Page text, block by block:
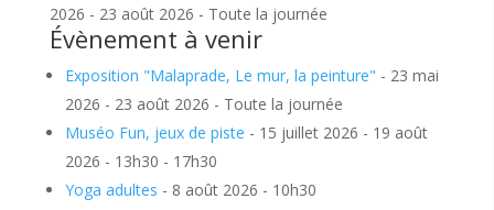
2026 - 23 août 2026 - Toute la journée
Évènement à venir
Exposition "Malaprade, Le mur, la peinture" - 23 mai
2026 - 23 août 2026 - Toute la journée
Muséo Fun, jeux de piste - 15 juillet 2026 - 19 août
2026 - 13h30 - 17h30
Yoga adultes - 8 août 2026 - 10h30